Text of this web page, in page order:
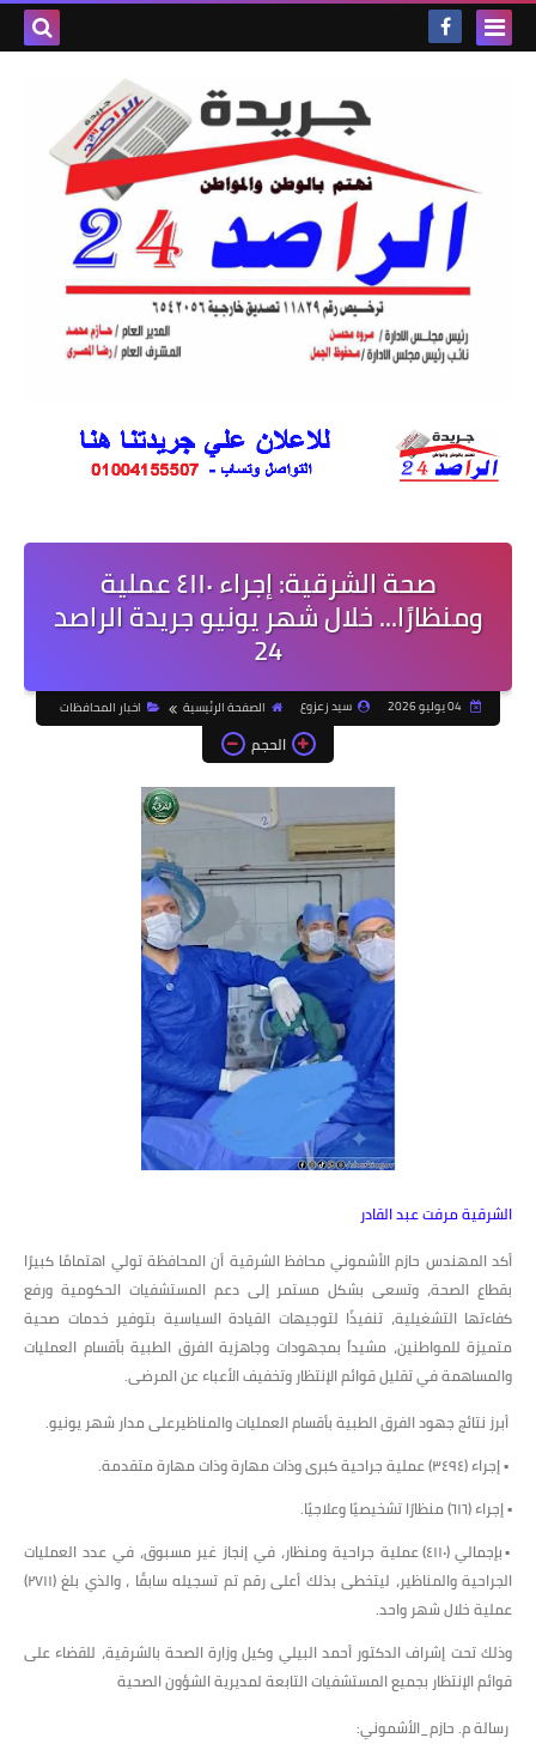
صحة الشرقية: إجراء ٤١١٠ عملية
ومنظارًا... خلال شهر يونيو جريدة الراصد
24
04 يوليو 2026 سيد زعزوع الصفحة الرئيسية اخبار المحافظات
الحجم
الشرقية مرفت عبد القادر
أكد المهندس حازم الأشموني محافظ الشرقية أن المحافظة تولي اهتمامًا كبيرًا
بقطاع الصحة، وتسعى بشكل مستمر إلى دعم المستشفيات الحكومية ورفع
كفاءتها التشغيلية، تنفيذًا لتوجيهات القيادة السياسية بتوفير خدمات صحية
متميزة للمواطنين، مشيداً بمجهودات وجاهزية الفرق الطبية بأقسام العمليات
والمساهمة في تقليل قوائم الإنتظار وتخفيف الأعباء عن المرضى.
أبرز نتائج جهود الفرق الطبية بأقسام العمليات والمناظيرعلى مدار شهر يونيو.
▪️ إجراء (٣٤٩٤) عملية جراحية كبرى وذات مهارة وذات مهارة متقدمة.
▪️ إجراء (٦١٦) منظارًا تشخيصيًا وعلاجيًا.
▪️بإجمالي (٤١١٠) عملية جراحية ومنظار، في إنجاز غير مسبوق، في عدد العمليات
الجراحية والمناظير، ليتخطى بذلك أعلى رقم تم تسجيله سابقًا ، والذي بلغ (٢٧١١)
عملية خلال شهر واحد.
وذلك تحت إشراف الدكتور أحمد البيلي وكيل وزارة الصحة بالشرقية، للقضاء على
قوائم الإنتظار بجميع المستشفيات التابعة لمديرية الشؤون الصحية
رسالة م. حازم_الأشموني: